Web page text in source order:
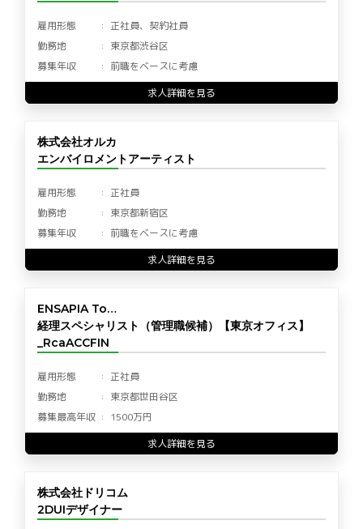
雇用形態
正社員、契約社員
勤務地
東京都渋谷区
募集年収
前職をベースに考慮
求人詳細を見る
株式会社オルカ
エンバイロメントアーティスト
雇用形態
正社員
勤務地
東京都新宿区
募集年収
前職をベースに考慮
求人詳細を見る
ENSAPIA To…
経理スペシャリスト（管理職候補）【東京オフィス】
_RcaACCFIN
雇用形態
正社員
勤務地
東京都世田谷区
募集最高年収
1500万円
求人詳細を見る
株式会社ドリコム
2DUIデザイナー